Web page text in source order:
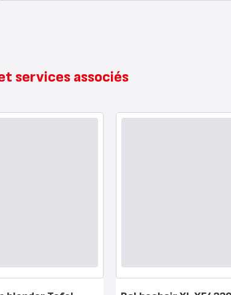
services associés